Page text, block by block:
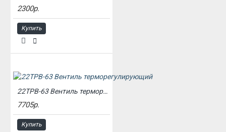
2300р.
Купить
22ТРВ-63 Вентиль терморегулирующий
7705р.
Купить